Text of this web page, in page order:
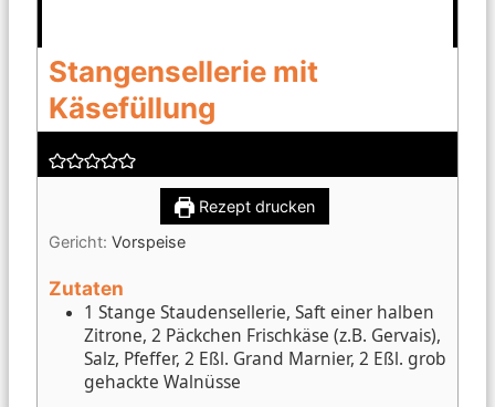
Stangensellerie mit
Käsefüllung
Rezept drucken
Gericht: Vorspeise
Zutaten
1 Stange Staudensellerie, Saft einer halben
Zitrone, 2 Päckchen Frischkäse (z.B. Gervais),
Salz, Pfeffer, 2 Eßl. Grand Marnier, 2 Eßl. grob
gehackte Walnüsse